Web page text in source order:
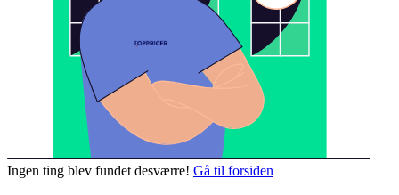
Ingen ting blev fundet desværre! Gå til forsiden